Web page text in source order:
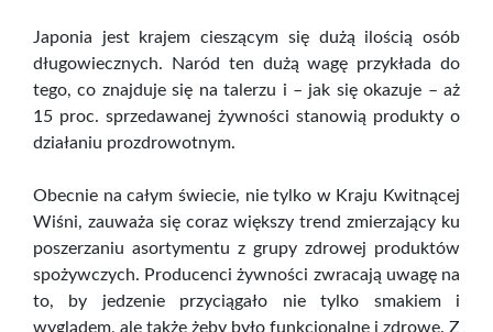
Japonia jest krajem cieszącym się dużą ilością osób
długowiecznych. Naród ten dużą wagę przykłada do
tego, co znajduje się na talerzu i – jak się okazuje – aż
15 proc. sprzedawanej żywności stanowią produkty o
działaniu prozdrowotnym.
Obecnie na całym świecie, nie tylko w Kraju Kwitnącej
Wiśni, zauważa się coraz większy trend zmierzający ku
poszerzaniu asortymentu z grupy zdrowej produktów
spożywczych. Producenci żywności zwracają uwagę na
to, by jedzenie przyciągało nie tylko smakiem i
wyglądem, ale także żeby było funkcjonalne i zdrowe. Z